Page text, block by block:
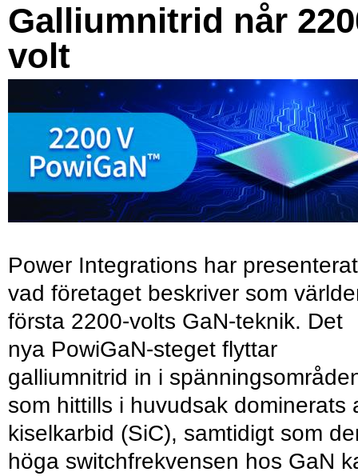
Galliumnitrid når
volt
Power Integrations har presenterat
vad företaget beskriver som
första 2200-volts GaN-teknik. Det
nya PowiGaN-steget flyttar
galliumnitrid in i
som hittills i huvudsak dominerats
kiselkarbid (SiC), samtidigt som
höga switchfrekvensen hos GaN